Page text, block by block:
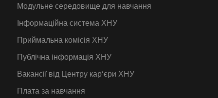
Модульне середовище для навчання
Інформаційна система ХНУ
Приймальна комісія ХНУ
Публічна інформація ХНУ
Вакансії від Центру кар’єри ХНУ
Плата за навчання